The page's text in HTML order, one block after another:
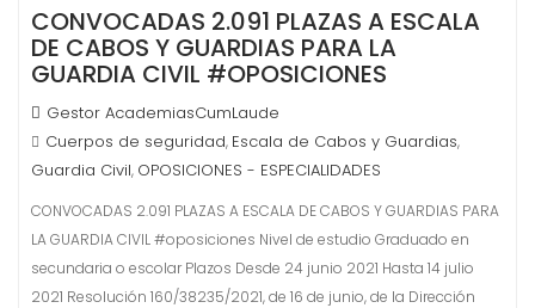
CONVOCADAS 2.091 PLAZAS A ESCALA
DE CABOS Y GUARDIAS PARA LA
GUARDIA CIVIL #OPOSICIONES
Gestor AcademiasCumLaude
Cuerpos de seguridad, Escala de Cabos y Guardias,
Guardia Civil, OPOSICIONES - ESPECIALIDADES
CONVOCADAS 2.091 PLAZAS A ESCALA DE CABOS Y GUARDIAS PARA
LA GUARDIA CIVIL #oposiciones Nivel de estudio Graduado en
secundaria o escolar Plazos Desde 24 junio 2021 Hasta 14 julio
2021 Resolución 160/38235/2021, de 16 de junio, de la Dirección